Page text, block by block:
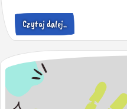
Czytaj dalej..